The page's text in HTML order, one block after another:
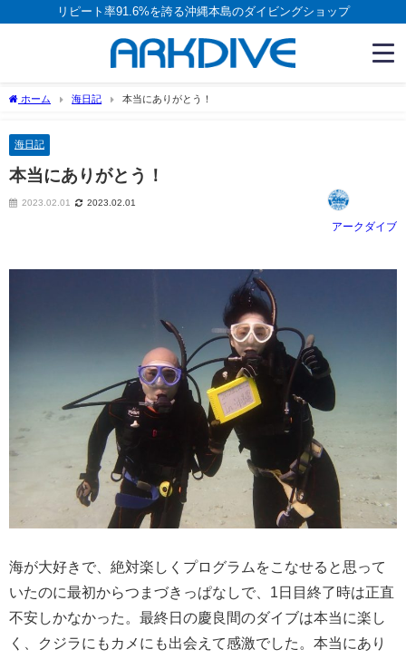
リピート率91.6%を誇る沖縄本島のダイビングショップ
ホーム 海日記 本当にありがとう！
海日記
本当にありがとう！
2023.02.01 2023.02.01
アークダイブ
海が大好きで、絶対楽しくプログラムをこなせると思って
いたのに最初からつまづきっぱなしで、1日目終了時は正直
不安しかなかった。最終日の慶良間のダイブは本当に楽し
く、クジラにもカメにも出会えて感激でした。本当にあり